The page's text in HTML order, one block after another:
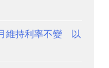
維持利率不變 以